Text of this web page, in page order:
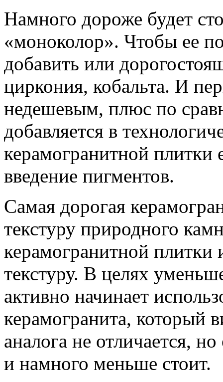
Намного дороже будет
«моноколор». Чтобы ее
добавить или
циркония, кобальта. И
недешевым, плюс по
добавляется в
керамогранитной плитки
введение пигментов.
Самая дорогая
текстуру природного
керамогранитной
текстуру. В целях
активно начинает
керамогранита, который
аналога не отличается,
и намного меньше стоит.